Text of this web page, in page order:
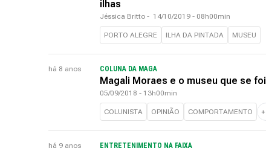
ilhas
Jéssica Britto - 14/10/2019 - 08h00min
PORTO ALEGRE ILHA DA PINTADA MUSEU
há 8 anos COLUNA DA MAGA
Magali Moraes e o museu que se foi
05/09/2018 - 13h00min
COLUNISTA OPINIÃO COMPORTAMENTO +
há 9 anos ENTRETENIMENTO NA FAIXA